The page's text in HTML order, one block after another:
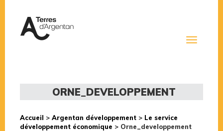
Toggle
ORNE_DEVELOPPEMENT
Accueil > Argentan développement > Le service
développement économique > Orne_developpement